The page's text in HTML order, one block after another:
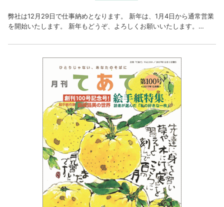
弊社は12月29日で仕事納めとなります。 新年は、1月4日から通常営業
を開始いたします。 新年もどうぞ、よろしくお願いいたします。…